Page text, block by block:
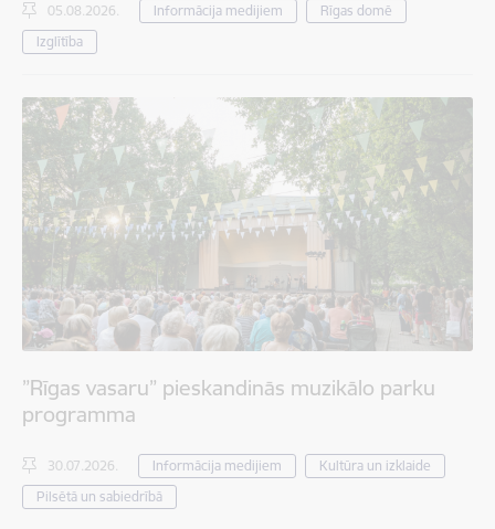
05.08.2026. Informācija medijiem
Rīgas domē
Izglītība
”Rīgas vasaru” pieskandinās muzikālo parku
programma
30.07.2026. Informācija medijiem
Kultūra un izklaide
Pilsētā un sabiedrībā